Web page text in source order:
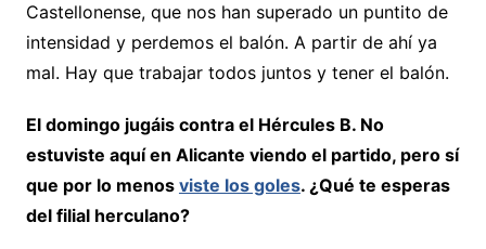
Castellonense, que nos han superado un puntito de
intensidad y perdemos el balón. A partir de ahí ya
mal. Hay que trabajar todos juntos y tener el balón.
El domingo jugáis contra el Hércules B. No
estuviste aquí en Alicante viendo el partido, pero sí
que por lo menos viste los goles. ¿Qué te esperas
del filial herculano?